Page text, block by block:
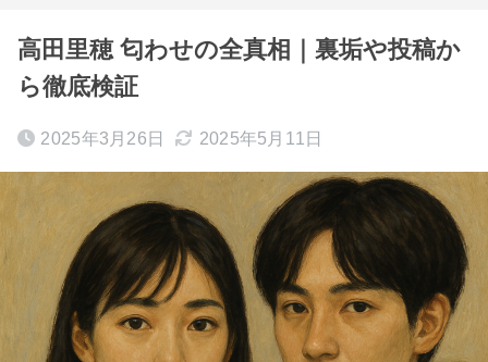
高田里穂 匂わせの全真相｜裏垢や投稿か
ら徹底検証
2025年3月26日 2025年5月11日